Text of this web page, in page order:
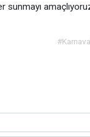
sunmayı